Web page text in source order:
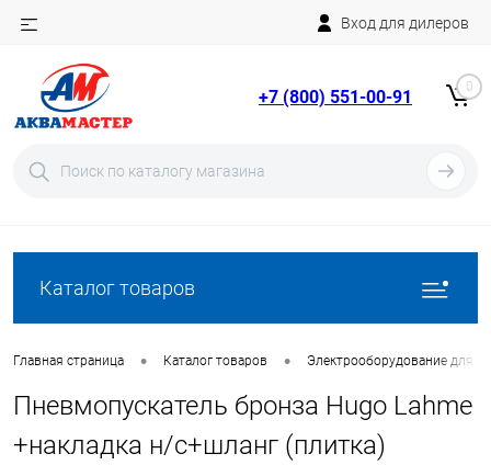
Вход для дилеров
+7 (800) 551-00-91 0
Каталог товаров
Главная страница • Каталог товаров • Электрооборудование для
Пневмопускатель бронза Hugo Lahme
+накладка н/с+шланг (плитка)